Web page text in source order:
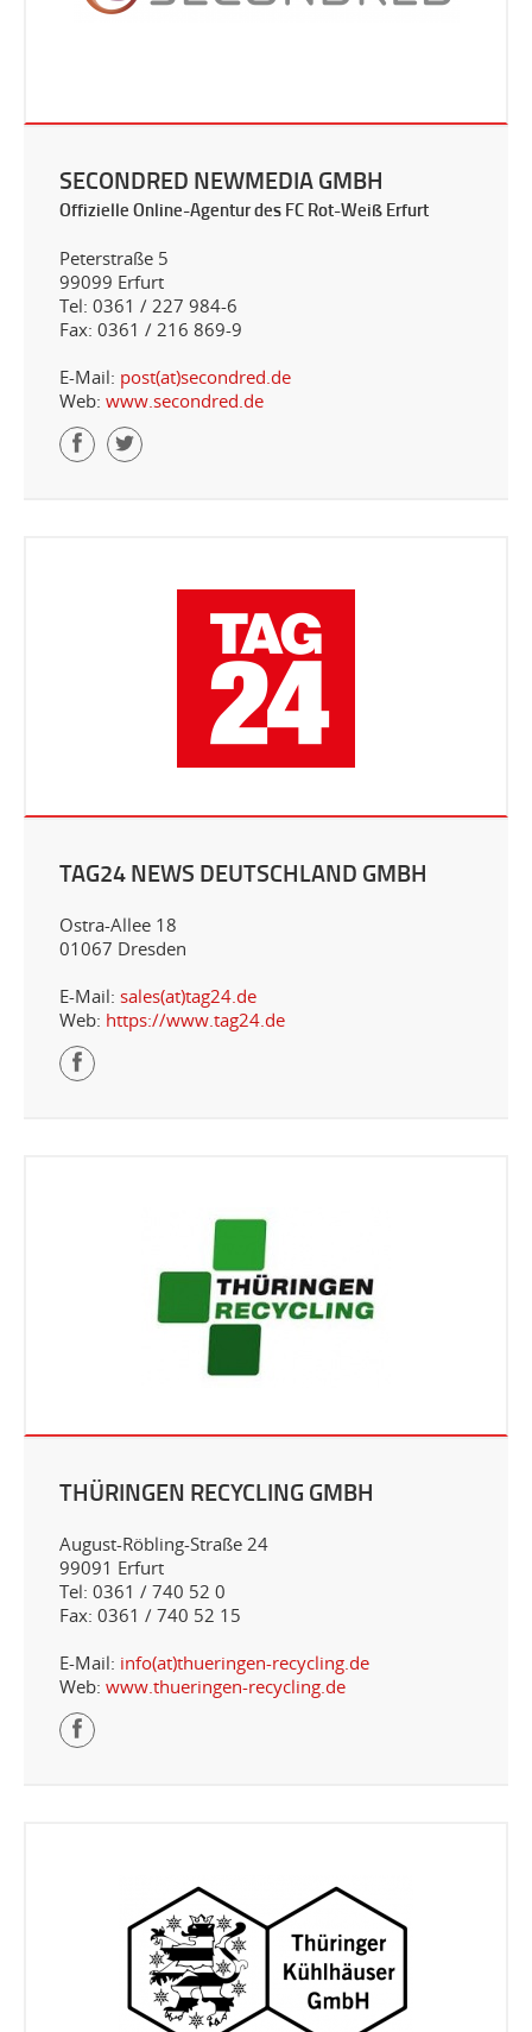
SECONDRED NEWMEDIA GMBH
Offizielle Online-Agentur des FC Rot-Weiß Erfurt
Peterstraße 5
99099 Erfurt
Tel: 0361 / 227 984-6
Fax: 0361 / 216 869-9
E-Mail: post(at)secondred.de
Web: www.secondred.de
TAG24 NEWS DEUTSCHLAND GMBH
Ostra-Allee 18
01067 Dresden
E-Mail: sales(at)tag24.de
Web: https://www.tag24.de
THÜRINGEN RECYCLING GMBH
August-Röbling-Straße 24
99091 Erfurt
Tel: 0361 / 740 52 0
Fax: 0361 / 740 52 15
E-Mail: info(at)thueringen-recycling.de
Web: www.thueringen-recycling.de